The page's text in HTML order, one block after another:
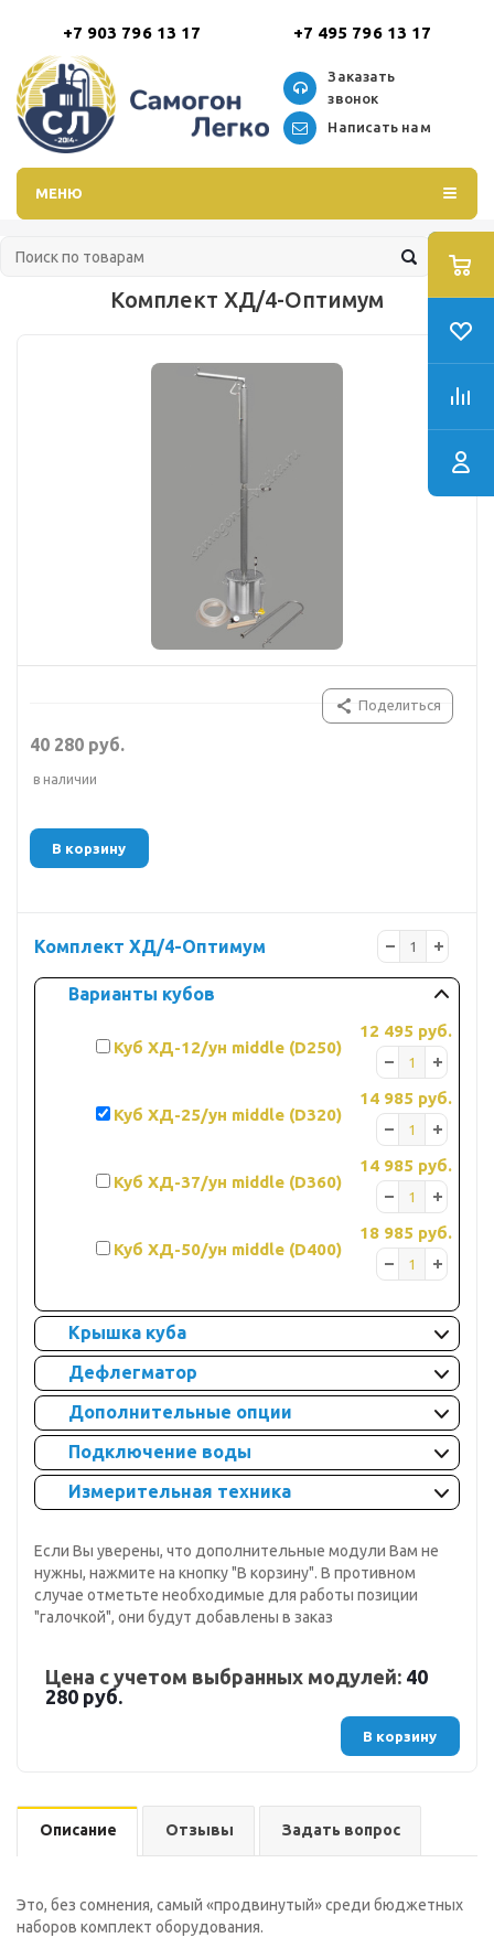
+7 903 796 13 17 +7 495 796 13 17
Заказать
звонок
Написать нам
МЕНЮ
Комплект ХД/4-Оптимум
Поделиться
40 280 руб.
в наличии
В корзину
Комплект ХД/4-Оптимум
Варианты кубов
Куб ХД-12/ун middle (D250)
12 495 руб.
Куб ХД-25/ун middle (D320)
14 985 руб.
Куб ХД-37/ун middle (D360)
14 985 руб.
Куб ХД-50/ун middle (D400)
18 985 руб.
Крышка куба
Дефлегматор
Дополнительные опции
Подключение воды
Измерительная техника
Если Вы уверены, что дополнительные модули Вам не
нужны, нажмите на кнопку "В корзину". В противном
случае отметьте необходимые для работы позиции
"галочкой", они будут добавлены в заказ
Цена с учетом выбранных модулей: 40
280 руб.
В корзину
Описание Отзывы Задать вопрос
Это, без сомнения, самый «продвинутый» среди бюджетных
наборов комплект оборудования.